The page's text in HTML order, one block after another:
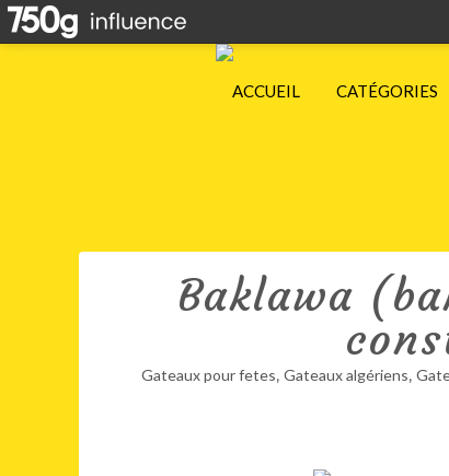
ACCUEIL CATÉGORIES
Baklawa
Gateaux pour fetes, Gateaux algériens,